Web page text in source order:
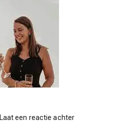
Laat een reactie achterop